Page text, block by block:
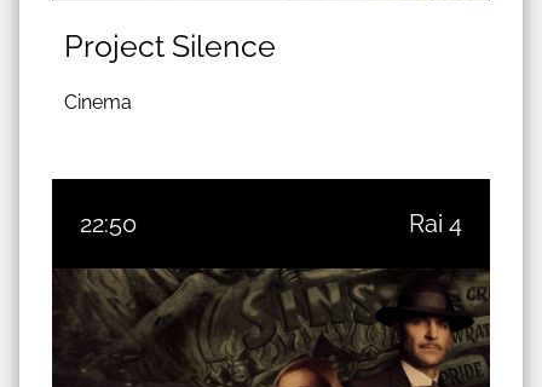
Project Silence
Cinema
22:50 Rai 4